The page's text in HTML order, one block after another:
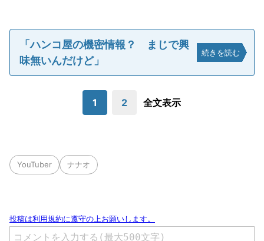
「ハンコ屋の機密情報？ まじで興
味無いんだけど」
続きを読む
1 2 全文表示
YouTuber ナナオ